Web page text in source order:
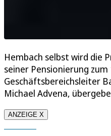
Hembach selbst wird
seiner Pensionierung
Geschäftsbereichsleiter
Michael Advena,
ANZEIGE X